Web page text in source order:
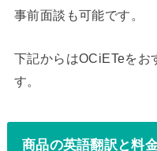
事前面談も可能です。
下記からはOCiETeをお
す。
商品の英語翻訳と料